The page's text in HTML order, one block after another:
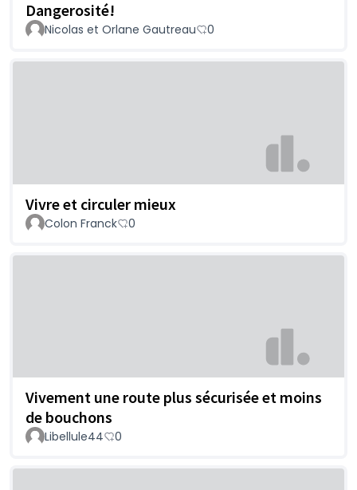
Dangerosité!
Nicolas et Orlane Gautreau 0
Vivre et circuler mieux
Colon Franck 0
Vivement une route plus sécurisée et moins
de bouchons
Libellule44 0